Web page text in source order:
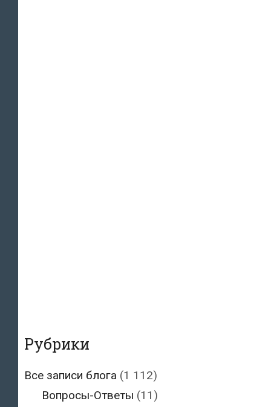
Рубрики
Все записи блога (1 112)
Вопросы-Ответы (11)